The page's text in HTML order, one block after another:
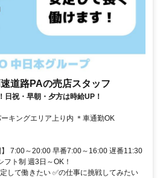
道路PAの売店スタッフ
祝・早朝・夕方は時給UP！
キングエリア上り内 ＊車通勤OK
7:00～20:00 早番7:00～16:00 遅番11:30
フト制 週3日～OK！
して働きたい ✅の仕事に挑戦してみたい